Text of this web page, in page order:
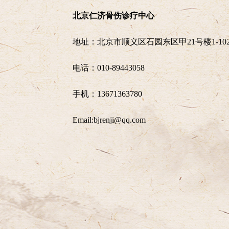
北京仁济骨伤诊疗中心
地址：北京市顺义区石园东区甲21号楼1-
电话：010-89443058
手机：13671363780
Email:bjrenji@qq.com